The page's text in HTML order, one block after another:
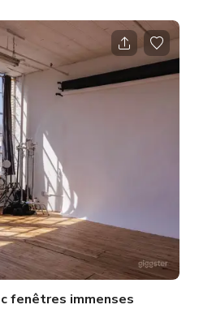
brooklyn-townhouse-
plus sur
sur IG ! La cuisine,
au rez-de-chaussée
fenêtres immenses